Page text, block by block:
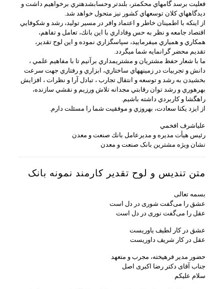
فعليت برسد گام‏هاي محكم‏تر، بلندتر وحساب‏شده‏تري برخواهيم داشت و
ديدگاه‏هاي كلان توسعه‏اي كشور نيز متحول خواهد شد.
از اينكه با اطمينان خاطر و اعتماد وافر در مسير توليد، رشد و شكوفايي
اقتصاد جامعه و نظر به حس وفاداري با اين بانك، تعامل و تفاهم،
همكاري و همياري مي‏فرماييد، سپاسگزاري نموده و اين لوح تقدير،
تقديم محضر گرانمايه شما مي‏گردد.
ما با شعار حفظ مشتريان و مشتري‏مداري برآنيم تا با مفاهيم علمي ،
دانش و تجربيات در زمينه‏هاي ساختاري، ابزاري و رفتاري جهت سرعت
بخشيدن به رشد و توسعه و انتقال تجارب ، تبادل آرا و نظرات ، افزايش
بهره‏وري و رشد توان رقابتي مجدانه تلاش ورزيم و نقشي سازنده،
راهگشا و كاربردي داشته باشيم.
از ايزد يكتا سعادت، بهروزي و موفقيت شما را مسئلت دارم.
علي‏اشرف افخمي
رئيس هيأت مديره و مديرعامل بانك صنعت و معدن
نشان ویژه مشترین بانک صنعت و معدن
متن تندیس و لوح تقدیر کارمند نمونه بانک
بسمه تعالی
عشق را می‌گفت شوری در دل است
عقل را می‌گفت نوری در دل است
عشق در کار لطیف یاوریست
عقل در کار شریف داوریست
حضور مدیر فرهیخته، مجرب و متعهد
جناب آقای دکتر رضا اکبری اصل
سلام علیکم